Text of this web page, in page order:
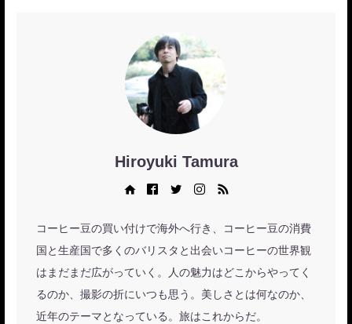
Hiroyuki Tamura
Instagram RSS
コーヒー豆の買い付けで海外へ行き、コーヒー豆の消費
国と生産国で多くのバリスタと出会いコーヒーの世界観
はまだまだ広がっていく。人の魅力はどこからやってく
るのか、撮影の折にいつも思う。美しさとは何なのか、
近年のテーマとなっている。旅はこれからだ。